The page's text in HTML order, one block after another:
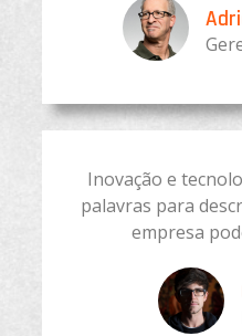
Inovação e
palavras para
empresa